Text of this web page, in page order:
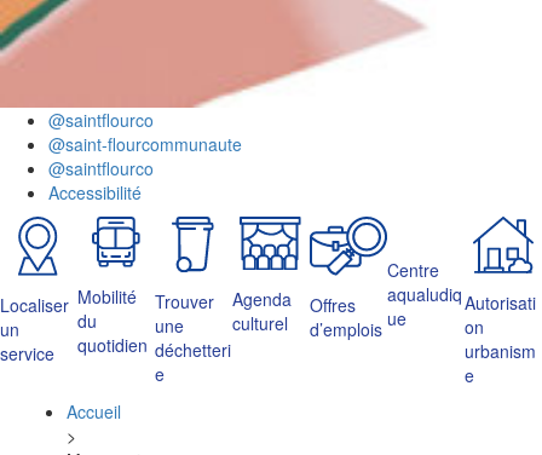
@saintflourco
@saint-flourcommunaute
@saintflourco
Accessibilité
Localiser
un
service
Mobilité
du
quotidien
Trouver
une
déchetteri
e
Agenda
culturel
Offres
d’emplois
Centre
aqualudiq
ue
Autorisati
on
urbanism
e
Accueil
>